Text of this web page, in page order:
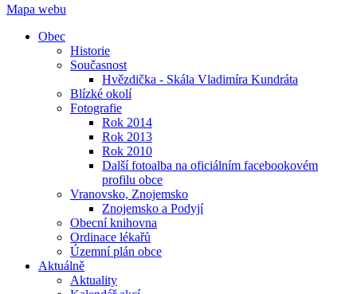
Mapa webu
Obec
Historie
Současnost
Hvězdička - Skála Vladimíra Kundráta
Blízké okolí
Fotografie
Rok 2014
Rok 2013
Rok 2010
Další fotoalba na oficiálním facebookovém
profilu obce
Vranovsko, Znojemsko
Znojemsko a Podyjí
Obecní knihovna
Ordinace lékařů
Územní plán obce
Aktuálně
Aktuality